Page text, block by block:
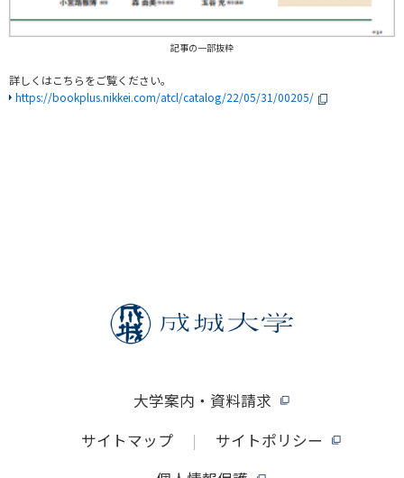
記事の一部抜粋
詳しくはこちらをご覧ください。
https://bookplus.nikkei.com/atcl/catalog/22/05/31/00205/
大学案内・資料請求
サイトマップ
サイトポリシー